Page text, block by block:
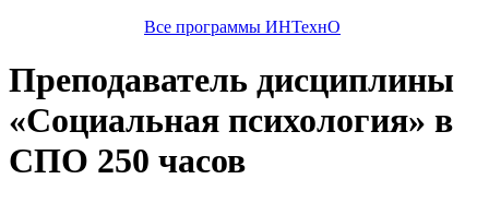
Все программы ИНТехнО
Преподаватель дисциплины
«Социальная психология» в
СПО 250 часов